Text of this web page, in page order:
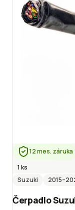
12 mes. záruka
1 ks
Suzuki
2015
Čerpadlo